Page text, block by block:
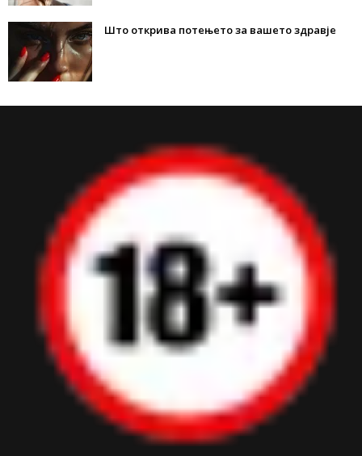
Што открива потењето за вашето здравје